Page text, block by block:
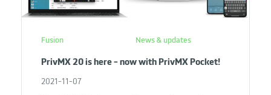
Fusion News & updates
PrivMX 20 is here - now with PrivMX Pocket!
2021-11-07